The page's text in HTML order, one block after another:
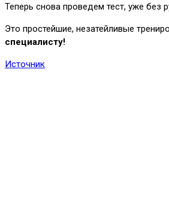
Теперь снова проведем тест, уже без
Это простейшие, незатейливые
специалисту!
Источник